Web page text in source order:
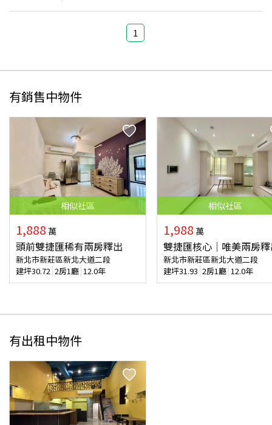
1
有銷售中物件
相似社區
1,888 萬
頭前雙捷匯稀有兩房釋出
新北市新莊區新北大道二段
建坪30.72 2房1廳 12.0年
相似社區
1,988 萬
雙捷匯核心｜唯美兩房
新北市新莊區新北大道二段
建坪31.93 2房1廳 12.0年
有出租中物件